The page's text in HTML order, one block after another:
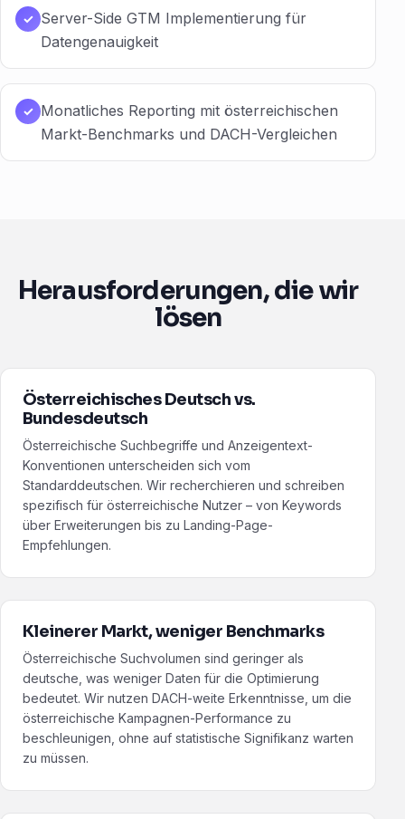
✓ Server-Side GTM Implementierung für
Datengenauigkeit
✓ Monatliches Reporting mit österreichischen
Markt-Benchmarks und DACH-Vergleichen
Herausforderungen, die wir
lösen
Österreichisches Deutsch vs.
Bundesdeutsch
Österreichische Suchbegriffe und Anzeigentext-
Konventionen unterscheiden sich vom
Standarddeutschen. Wir recherchieren und schreiben
spezifisch für österreichische Nutzer – von Keywords
über Erweiterungen bis zu Landing-Page-
Empfehlungen.
Kleinerer Markt, weniger Benchmarks
Österreichische Suchvolumen sind geringer als
deutsche, was weniger Daten für die Optimierung
bedeutet. Wir nutzen DACH-weite Erkenntnisse, um die
österreichische Kampagnen-Performance zu
beschleunigen, ohne auf statistische Signifikanz warten
zu müssen.